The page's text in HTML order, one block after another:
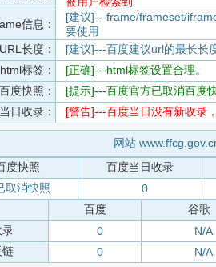
信息：
[建议]---frame/frameset/
要使用
URL长度：
[建议]---百度建议url的最长长
html标签：
[正确]---html标签设置合理。
百度快照：
[提示]---百度官方已取消百度快
日收录：
[警告]---百度当日没有新收录
网站
度快照
百度当日收录
取消快照
0
百度
谷歌
录
0 N/A
链
0 N/A